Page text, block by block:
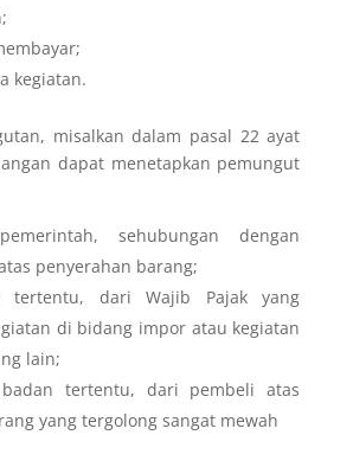
kegiatan.
misalkan dalam pasal 22 ayat
dapat menetapkan pemungut
sehubungan dengan
penyerahan barang;
tertentu, dari Wajib Pajak yang
di bidang impor atau kegiatan
lain;
tertentu, dari pembeli atas
yang tergolong sangat mewah